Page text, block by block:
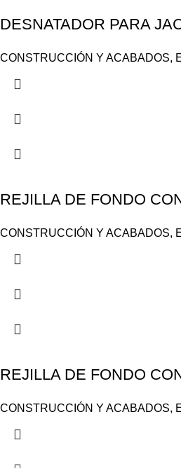
DESNATADOR PARA
CONSTRUCCIÓN Y ACABADOS,
REJILLA DE FONDO
CONSTRUCCIÓN Y ACABADOS,
REJILLA DE FONDO
CONSTRUCCIÓN Y ACABADOS,